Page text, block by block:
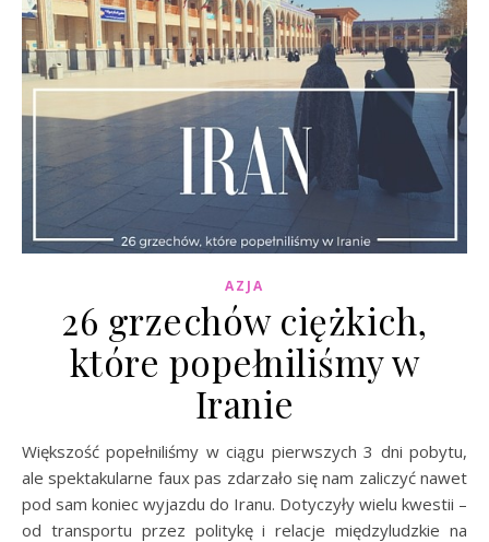
AZJA
26 grzechów ciężkich,
które popełniliśmy w
Iranie
Większość popełniliśmy w ciągu pierwszych 3 dni pobytu,
ale spektakularne faux pas zdarzało się nam zaliczyć nawet
pod sam koniec wyjazdu do Iranu. Dotyczyły wielu kwestii –
od transportu przez politykę i relacje międzyludzkie na